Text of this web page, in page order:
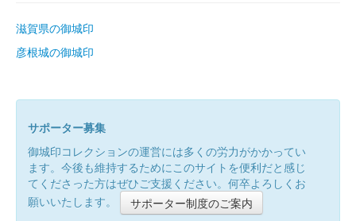
滋賀県の御城印
彦根城の御城印
サポーター募集
御城印コレクションの運営には多くの労力がかかってい
ます。今後も維持するためにこのサイトを便利だと感じ
てくださった方はぜひご支援ください。何卒よろしくお
願いいたします。
サポーター制度のご案内